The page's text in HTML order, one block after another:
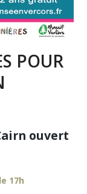
POUR
ouvert
17h